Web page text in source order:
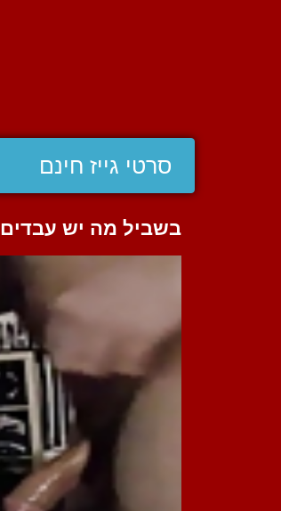
סרטי גייז חינם
בשביל מה יש עבדים